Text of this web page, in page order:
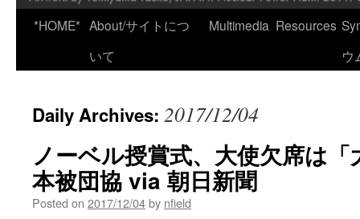
*HOME* About/サイトにつ
いて
Multimedia Resources
ウ
Daily Archives: 2017/12/04
ノーベル授賞式、大使欠席は
本被団協 via 朝日新聞
Posted on 2017/12/04by nfield